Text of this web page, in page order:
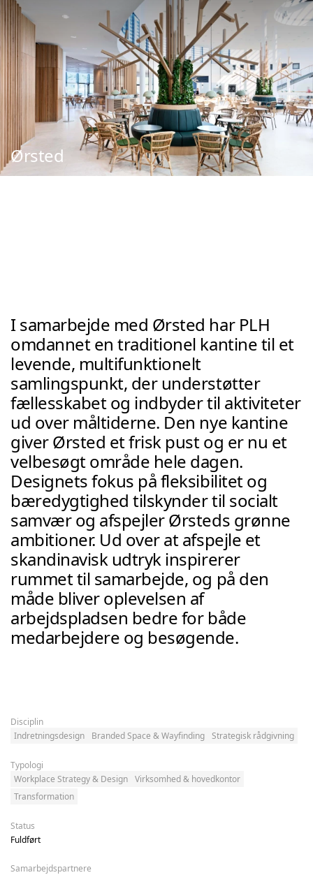
Ørsted
I samarbejde med Ørsted har PLH
omdannet en traditionel kantine til et
levende, multifunktionelt
samlingspunkt, der understøtter
fællesskabet og indbyder til aktiviteter
ud over måltiderne. Den nye kantine
giver Ørsted et frisk pust og er nu et
velbesøgt område hele dagen.
Designets fokus på fleksibilitet og
bæredygtighed tilskynder til socialt
samvær og afspejler Ørsteds grønne
ambitioner. Ud over at afspejle et
skandinavisk udtryk inspirerer
rummet til samarbejde, og på den
måde bliver oplevelsen af
arbejdspladsen bedre for både
medarbejdere og besøgende.
Disciplin
Indretningsdesign
Branded Space & Wayfinding Strategisk rådgivning
Typologi
Workplace Strategy & Design Virksomhed & hovedkontor
Transformation
Status
Fuldført
Samarbejdspartnere